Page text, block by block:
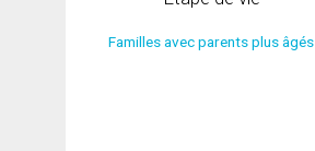
Familles avec parents plus âgés